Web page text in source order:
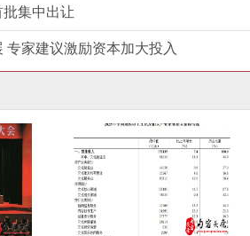
集中出让
专家建议激励资本加大投入